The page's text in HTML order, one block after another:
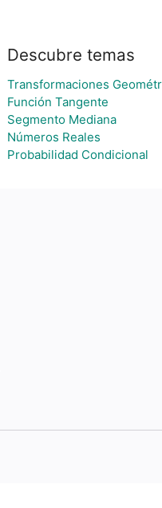
Descubre temas
Transformaciones
Función Tangente
Segmento Mediana
Números Reales
Probabilidad Condicional